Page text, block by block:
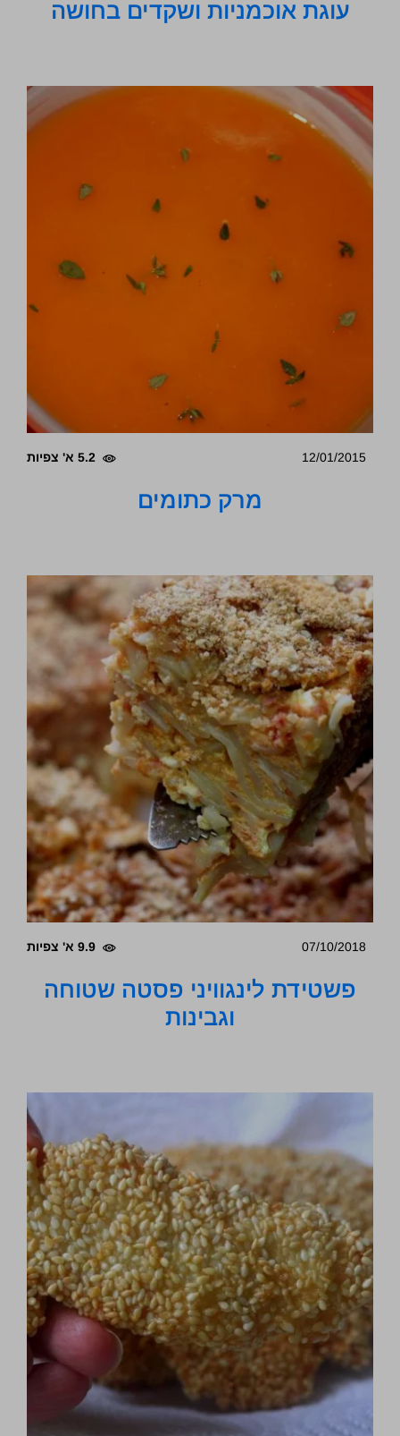
עוגת אוכמניות ושקדים בחושה
12/01/2015 5.2 א' צפיות
מרק כתומים
07/10/2018 9.9 א' צפיות
פשטידת לינגוויני פסטה שטוחה
וגבינות